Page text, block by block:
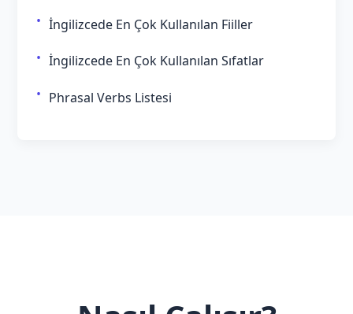
İngilizcede En Çok Kullanılan Fiiller
İngilizcede En Çok Kullanılan Sıfatlar
Phrasal Verbs Listesi